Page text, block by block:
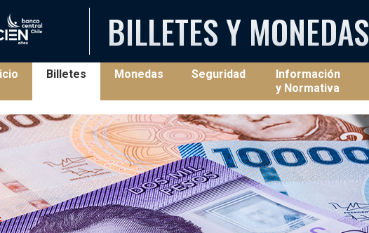
BILLETES Y MONEDAS
(current)Billetes Monedas Seguridad
Información
y Normativa